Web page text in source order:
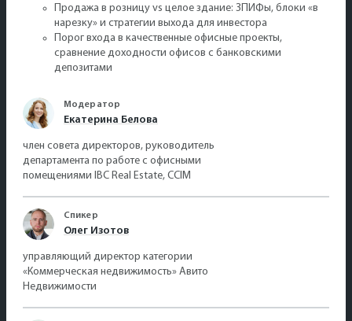
Продажа в розницу vs целое здание: ЗПИФы, блоки «в
нарезку» и стратегии выхода для инвестора
Порог входа в качественные офисные проекты,
сравнение доходности офисов с банковскими
депозитами
Модератор
Екатерина Белова
член совета директоров, руководитель
департамента по работе с офисными
помещениями IBC Real Estate, CCIM
Спикер
Олег Изотов
управляющий директор категории
«Коммерческая недвижимость» Авито
Недвижимости